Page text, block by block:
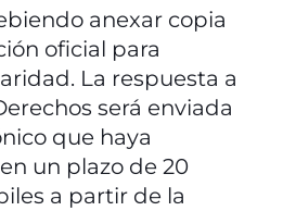
anexar copia
oficial para
La respuesta a
será enviada
que haya
un plazo de 20
a partir de la